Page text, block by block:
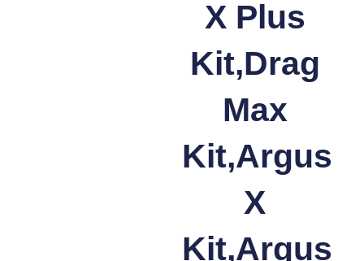
X Plus
Kit,Drag
Max
Kit,Argus
X
Kit,Argus